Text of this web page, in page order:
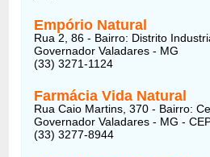
Empório Natural
Rua 2, 86 - Bairro: Distrito
Governador Valadares - MG
(33) 3271-1124
Farmácia Vida Natural
Rua Caio Martins, 370 - Bairro:
Governador Valadares - MG -
(33) 3277-8944